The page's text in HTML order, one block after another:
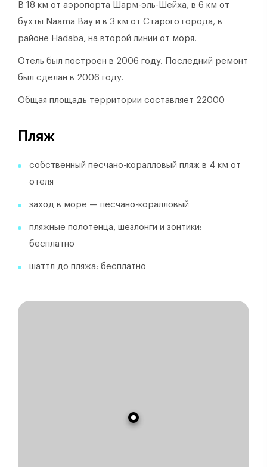
В 18 км от аэропорта Шарм-эль-Шейха, в 6 км от
бухты Naama Bay и в 3 км от Старого города, в
районе Hadaba, на второй линии от моря.
Отель был построен в 2006 году.
Последний ремонт
был сделан в 2006 году.
Общая площадь территории составляет 22000
Пляж
собственный песчано-коралловый пляж в 4 км от
отеля
заход в море — песчано-коралловый
пляжные полотенца, шезлонги и зонтики:
бесплатно
шаттл до пляжа: бесплатно